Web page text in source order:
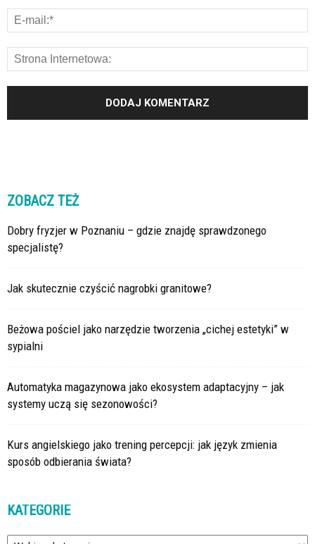
ZOBACZ TEŻ
Dobry fryzjer w Poznaniu – gdzie znajdę sprawdzonego
specjalistę?
Jak skutecznie czyścić nagrobki granitowe?
Beżowa pościel jako narzędzie tworzenia „cichej estetyki” w
sypialni
Automatyka magazynowa jako ekosystem adaptacyjny – jak
systemy uczą się sezonowości?
Kurs angielskiego jako trening percepcji: jak język zmienia
sposób odbierania świata?
KATEGORIE
Kategorie